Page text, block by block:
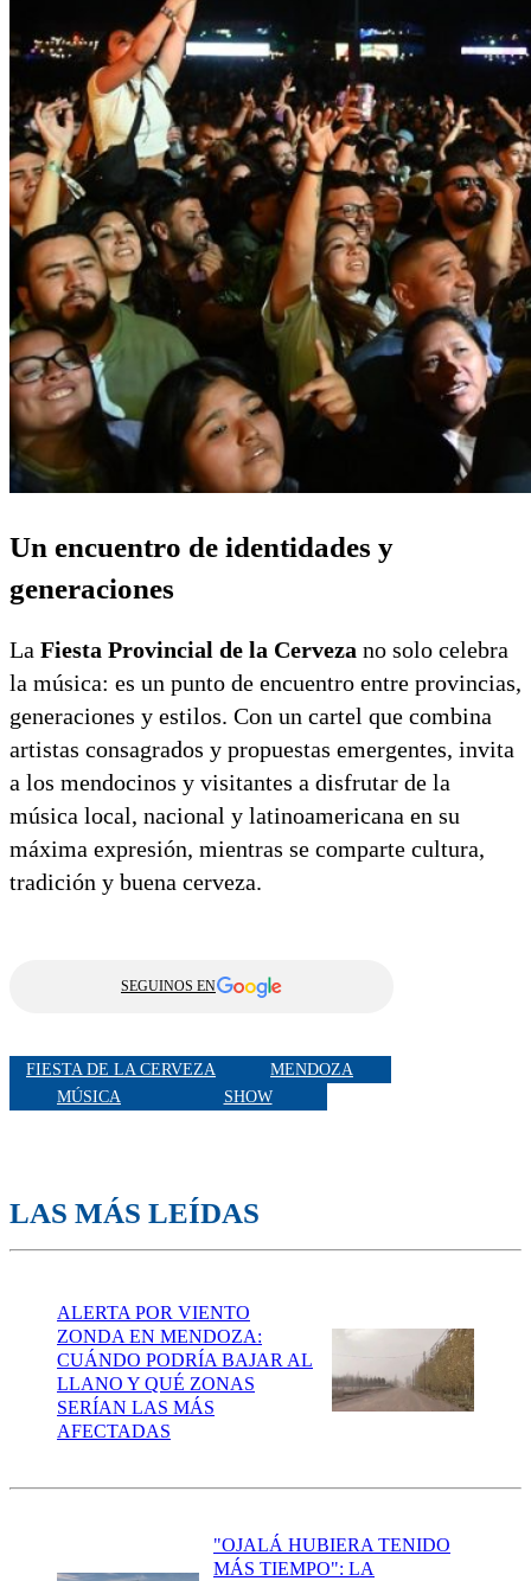
Un encuentro de identidades y
generaciones
La Fiesta Provincial de la Cerveza no solo celebra
la música: es un punto de encuentro entre provincias,
generaciones y estilos. Con un cartel que combina
artistas consagrados y propuestas emergentes, invita
a los mendocinos y visitantes a disfrutar de la
música local, nacional y latinoamericana en su
máxima expresión, mientras se comparte cultura,
tradición y buena cerveza.
SEGUINOS EN
FIESTA DE LA CERVEZA
MENDOZA
MÚSICA
SHOW
LAS MÁS LEÍDAS
ALERTA POR VIENTO
ZONDA EN MENDOZA:
CUÁNDO PODRÍA BAJAR AL
LLANO Y QUÉ ZONAS
SERÍAN LAS MÁS
AFECTADAS
"OJALÁ HUBIERA TENIDO
MÁS TIEMPO": LA